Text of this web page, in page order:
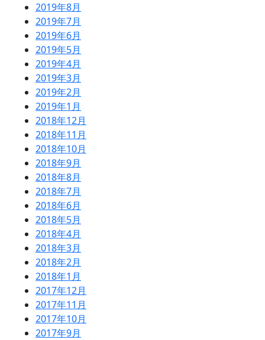
2019年8月
2019年7月
2019年6月
2019年5月
2019年4月
2019年3月
2019年2月
2019年1月
2018年12月
2018年11月
2018年10月
2018年9月
2018年8月
2018年7月
2018年6月
2018年5月
2018年4月
2018年3月
2018年2月
2018年1月
2017年12月
2017年11月
2017年10月
2017年9月